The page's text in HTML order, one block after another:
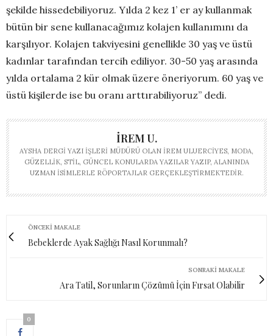
şekilde hissedebiliyoruz. Yılda 2 kez 1’ er ay kullanmak
bütün bir sene kullanacağımız kolajen kullanımını da
karşılıyor. Kolajen takviyesini genellikle 30 yaş ve üstü
kadınlar tarafından tercih ediliyor. 30-50 yaş arasında
yılda ortalama 2 kür olmak üzere öneriyorum. 60 yaş ve
üstü kişilerde ise bu oranı arttırabiliyoruz’’ dedi.
İREM U.
AYSHA DERGI YAZI İŞLERI MÜDÜRÜ OLAN İREM ULUERCIYES, MODA,
GÜZELLIK, STIL, GÜNCEL KONULARDA YAZILAR YAZIP, ALANINDA
UZMAN ISIMLERLE RÖPORTAJLAR GERÇEKLEŞTIRMEKTEDIR.
ÖNCEKI MAKALE
Bebeklerde Ayak Sağlığı Nasıl Korunmalı?
SONRAKI MAKALE
Ara Tatil, Sorunların Çözümü İçin Fırsat Olabilir
0